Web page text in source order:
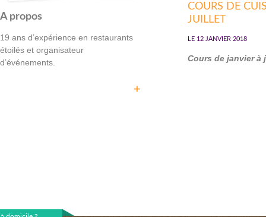
A propos
19 ans d’expérience en restaurants
étoilés et organisateur
d’événements.
COURS DE
JUILLET
LE 12 JANVIER 2018
Cours de janvier à